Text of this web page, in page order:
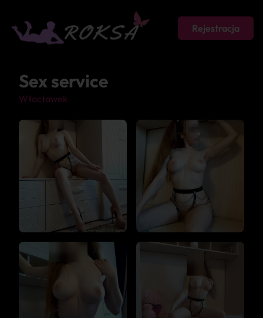
Rejestracja
Sex service
Włocławek